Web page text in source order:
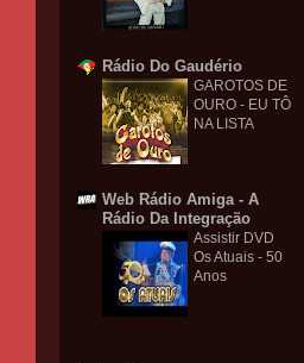
Rádio Do Gaudério
GAROTOS DE
OURO - EU TÔ
NA LISTA
Web Rádio Amiga - A
Rádio Da Integração
Assistir DVD
Os Atuais - 50
Anos